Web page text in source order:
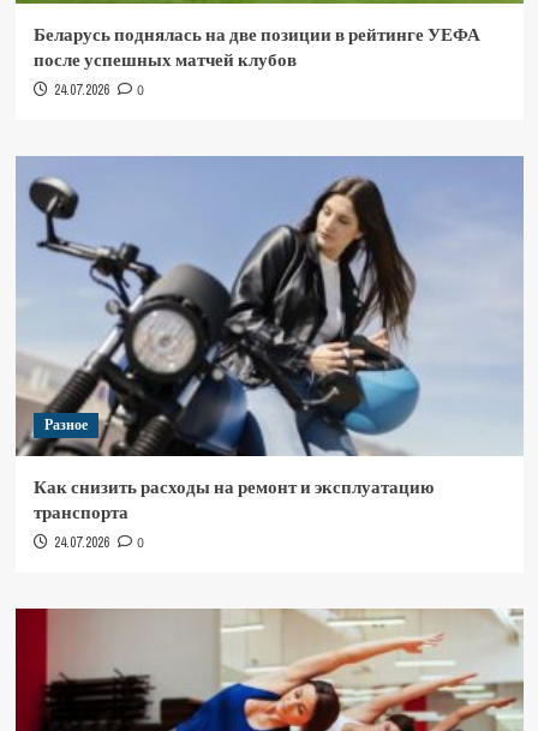
Беларусь поднялась на две позиции в рейтинге УЕФА
после успешных матчей клубов
24.07.2026 0
Разное
Как снизить расходы на ремонт и эксплуатацию
транспорта
24.07.2026 0